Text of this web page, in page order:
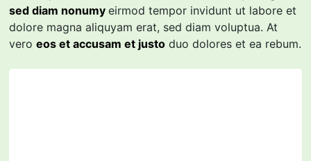
sed diam nonumy eirmod tempor invidunt ut labore et
dolore magna aliquyam erat, sed diam voluptua. At
vero eos et accusam et justo duo dolores et ea rebum.